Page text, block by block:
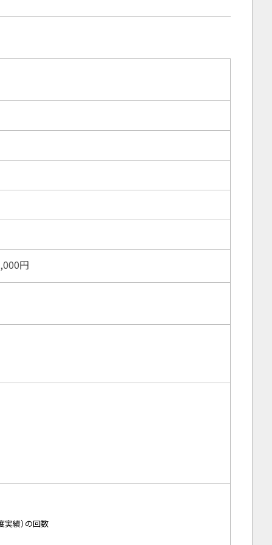
円
実績）の回数